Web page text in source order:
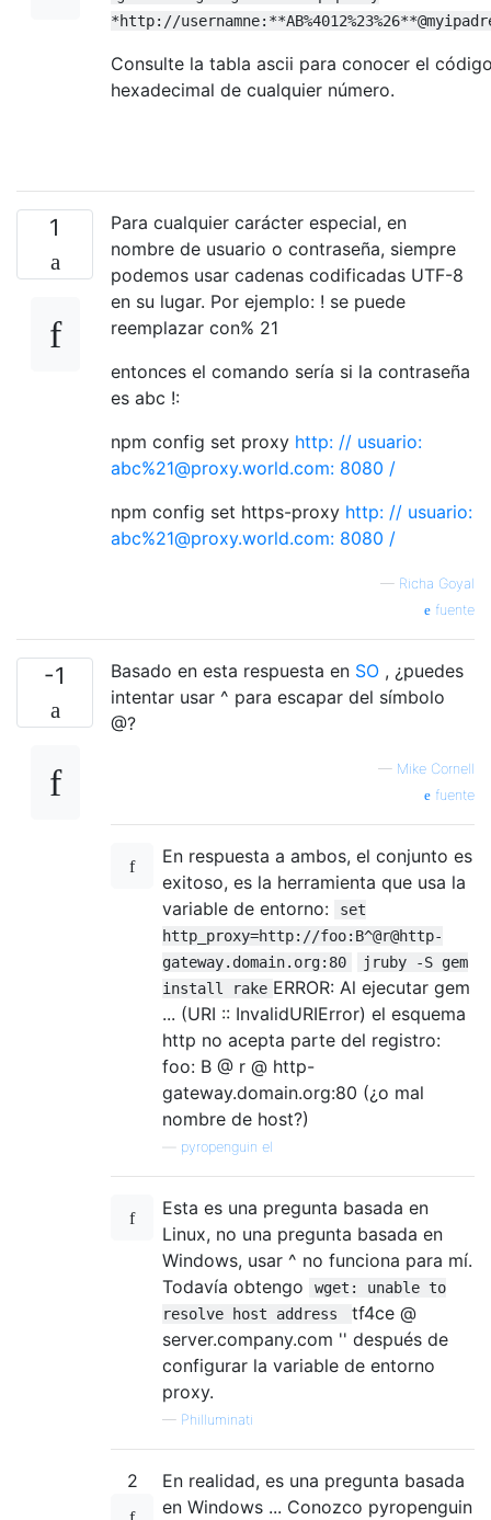
*http://
Consulte la tabla ascii para conocer el
hexadecimal de cualquier número.
1
Para cualquier carácter especial, en
nombre de usuario o contraseña, siempre
podemos usar cadenas codificadas UTF-8
en su lugar. Por ejemplo: ! se puede
reemplazar con% 21
entonces el comando sería si la contraseña
es abc !:
npm config set proxy http: // usuario:
abc%21@proxy.world.com: 8080 /
npm config set https-proxy http: // usuario:
abc%21@proxy.world.com: 8080 /
— Richa Goyal
fuente
-1 Basado en esta respuesta en SO , ¿puedes
intentar usar ^ para escapar del símbolo
@?
— Mike Cornell
fuente
En respuesta a ambos, el conjunto es
exitoso, es la herramienta que usa la
variable de entorno:
set
http_proxy=http://foo:B^@r@http-
gateway.domain.org:80
jruby -S gem
install rake ERROR: Al ejecutar gem
... (URI :: InvalidURIError) el esquema
http no acepta parte del registro:
foo: B @ r @ http-
gateway.domain.org:80 (¿o mal
nombre de host?)
pyropenguin el
Esta es una pregunta basada en
Linux, no una pregunta basada en
Windows, usar ^ no funciona para mí.
Todavía obtengo
wget: unable to
resolve host address
tf4ce @
server.company.com '' después de
configurar la variable de entorno
proxy.
— Philluminati
2
En realidad, es una pregunta basada
en Windows ... Conozco pyropenguin